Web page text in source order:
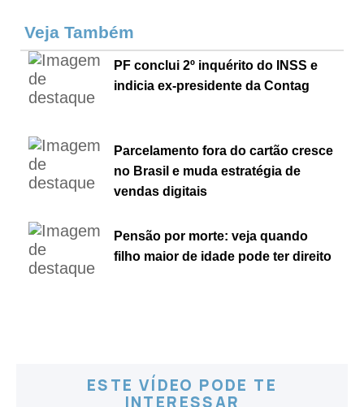
Veja Também
PF conclui 2º inquérito do INSS e
indicia ex-presidente da Contag
Parcelamento fora do cartão cresce
no Brasil e muda estratégia de
vendas digitais
Pensão por morte: veja quando
filho maior de idade pode ter direito
ESTE VÍDEO PODE TE
INTERESSAR